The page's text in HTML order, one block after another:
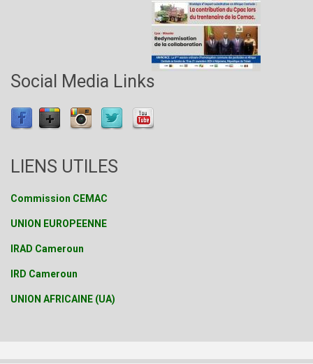
Social Media Links
LIENS UTILES
Commission CEMAC
UNION EUROPEENNE
IRAD Cameroun
IRD Cameroun
UNION AFRICAINE (UA)